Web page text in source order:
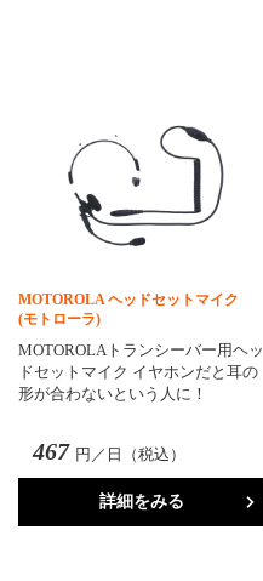
MOTOROLA ヘッドセットマイク
(モトローラ)
MOTOROLAトランシーバー用ヘッ
ドセットマイク イヤホンだと耳の
形が合わないという人に！
467 円／日（税込）
詳細をみる